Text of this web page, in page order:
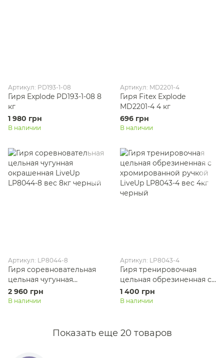
Артикул: PD193-1-08
Гиря Explode PD193-1-08 8
кг
1 980 грн
В наличии
Артикул: MD2201-4
Гиря Fitex Explode
MD2201-4 4 кг
696 грн
В наличии
Артикул: LP8044-8
Гиря соревновательная
цельная чугунная
окрашенная LiveUp
LP8044-8 вес 8кг черный
2 960 грн
В наличии
Артикул: LP8043-4
Гиря тренировочная
цельная обрезиненная с
хромированной ручкой
LiveUp LP8043-4 вес 4кг
1 400 грн
В наличии
Показать еще 20 товаров